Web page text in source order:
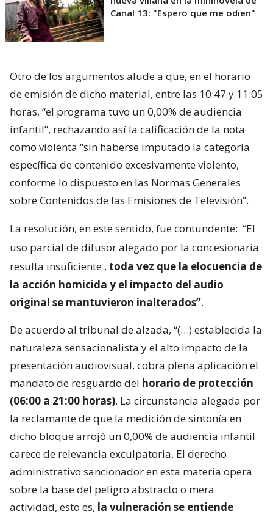
Canal 13: "Espero que me odien"
Otro de los argumentos alude a que, en el horario
de emisión de dicho material, entre las 10:47 y 11:05
horas, “el programa tuvo un 0,00% de audiencia
infantil”, rechazando así la calificación de la nota
como violenta “sin haberse imputado la categoría
específica de contenido excesivamente violento,
conforme lo dispuesto en las Normas Generales
sobre Contenidos de las Emisiones de Televisión”.
La resolución, en este sentido, fue contundente: “El
uso parcial de difusor alegado por la concesionaria
resulta insuficiente , toda vez que la elocuencia de
la acción homicida y el impacto del audio
original se mantuvieron inalterados”.
De acuerdo al tribunal de alzada, “(…) establecida la
naturaleza sensacionalista y el alto impacto de la
presentación audiovisual, cobra plena aplicación el
mandato de resguardo del horario de protección
(06:00 a 21:00 horas). La circunstancia alegada por
la reclamante de que la medición de sintonía en
dicho bloque arrojó un 0,00% de audiencia infantil
carece de relevancia exculpatoria. El derecho
administrativo sancionador en esta materia opera
sobre la base del peligro abstracto o mera
actividad, esto es, la vulneración se entiende